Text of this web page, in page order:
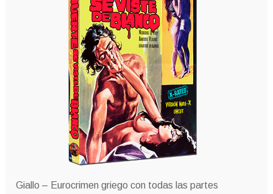
Giallo – Eurocrimen griego con todas las partes